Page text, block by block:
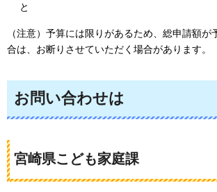
と
（注意）予算には限りがあるため、総申請額が
合は、お断りさせていただく場合があります。
お問い合わせは
宮崎県こども家庭課